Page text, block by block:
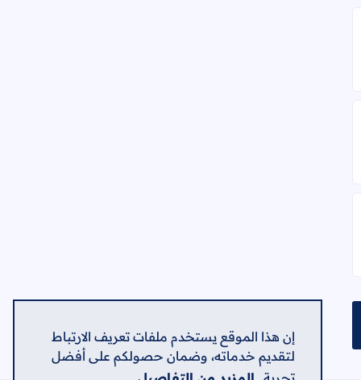
إن هذا الموقع يستخدم ملفات تعريف الارتباط
لتقديم خدماته، وضمان حصولكم على أفضل
الفصل الأول
للصف التاسع الفصل الأول
للصف التاسع الفصل الأول